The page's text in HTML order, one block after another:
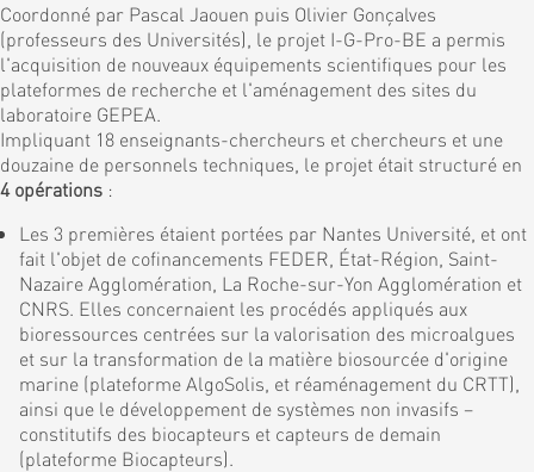
Coordonné par Pascal Jaouen puis Olivier Gonçalves
(professeurs des Universités), le projet I-G-Pro-BE a permis
l'acquisition de nouveaux équipements scientifiques pour les
plateformes de recherche et l'aménagement des sites du
laboratoire GEPEA.
Impliquant 18 enseignants-chercheurs et chercheurs et une
douzaine de personnels techniques, le projet était structuré en
4 opérations :
Les 3 premières étaient portées par Nantes Université, et ont
fait l'objet de cofinancements FEDER, État-Région, Saint-
Nazaire Agglomération, La Roche-sur-Yon Agglomération et
CNRS. Elles concernaient les procédés appliqués aux
bioressources centrées sur la valorisation des microalgues
et sur la transformation de la matière biosourcée d'origine
marine (plateforme AlgoSolis, et réaménagement du CRTT),
ainsi que le développement de systèmes non invasifs –
constitutifs des biocapteurs et capteurs de demain
(plateforme Biocapteurs).